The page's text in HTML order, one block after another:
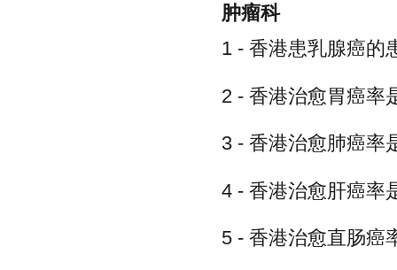
肿瘤科
1 - 香港患乳腺癌的
2 - 香港治愈胃癌率
3 - 香港治愈肺癌率
4 - 香港治愈肝癌率
5 - 香港治愈直肠癌